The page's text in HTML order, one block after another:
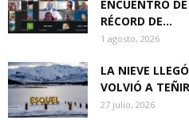
ENCUENTRO
RÉCORD DE...
1 agosto, 2026
LA NIEVE
VOLVIÓ A
27 julio, 2026